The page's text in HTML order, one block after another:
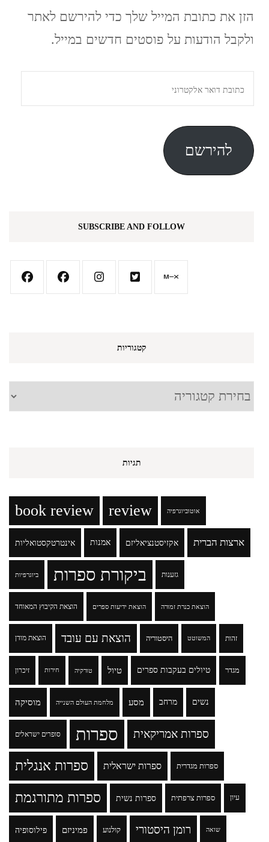
הזן את כתובת המייל שלך כדי להירשם לאתר
ולקבל הודעות על פוסטים חדשים במייל.
דואר
אלקטרוני
להירשם
SUBSCRIBE AND FOLLOW
קטגוריות
קטגוריות
תגיות
book review review אוטוביוגרפיה
אינטרטקסטואליות אמנות אקזיסטנציאליזם ארצות הברית
ביוגרפיות ביקורת ספרות גזענות
הוצאת הקיבוץ המאוחד הוצאת ידיעות ספרים הוצאת כנרת זמורה
הוצאת מודן הוצאת עם עובד היסטוריה המשוטט זהות
זיכרון חירות טורקיה טיול טיולים בעקבות ספרים מגדר
מוסיקה מלחמת העולם השנייה מסע מרחב נשים
סופרים ישראלים ספרות ספרות אמריקאית
ספרות אנגלית ספרות ישראלית ספרות מגדרית
ספרות מתורגמת ספרות נשית ספרות צרפתית עיון
פילוסופיה פמיניזם קולנוע רומן היסטורי שואה